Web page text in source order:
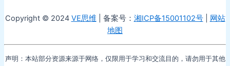
Copyright © 2024 VE思维 | 备案号： 湘ICP备15001102号| 网站
地图
声明：本站部分资源来源于网络，仅限用于学习和交流目的，请勿用于其他